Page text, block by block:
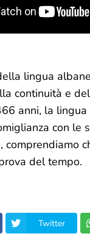
lingua
continuità e
anni, la
con le
comprendiamo
del tempo.
Twitter